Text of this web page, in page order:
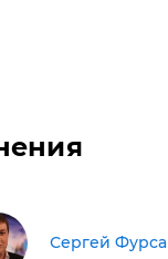
Сергей Фурса